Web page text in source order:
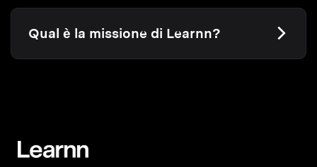
Qual è la missione di Learnn?